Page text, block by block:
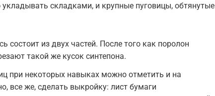
укладывать складками, и крупные пуговицы, обтянутые
состоит из двух частей. После того как поролон
такой же кусок синтепона.
при некоторых навыках можно отметить и на
все же, сделать выкройку: лист бумаги